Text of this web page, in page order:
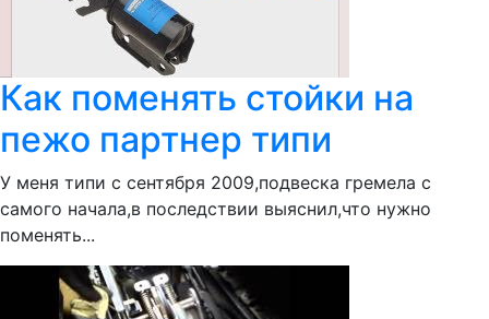
Как поменять стойки на
пежо партнер типи
У меня типи с сентября 2009,подвеска гремела с
самого начала,в последствии выяснил,что нужно
поменять...